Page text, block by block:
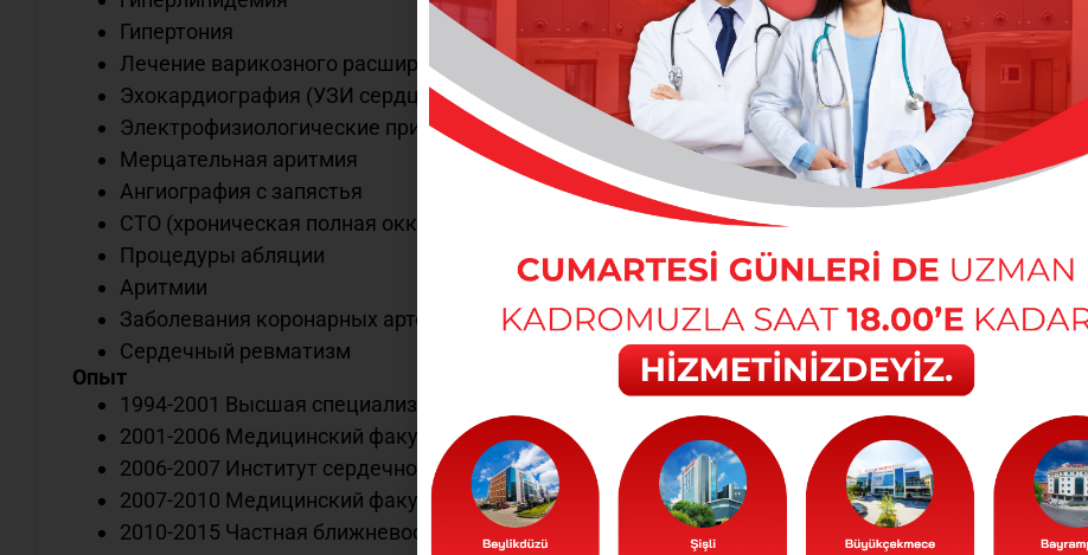
Гипертония
Лечение варикозного расширения вен
Эхокардиография (УЗИ сердца, эхокардиография)
Электрофизиологические приложения
Мерцательная аритмия
Ангиография с запястья
CTO (хроническая полная окклюзия)
Процедуры абляции
Аритмии
Заболевания коронарных артерий
Сердечный ревматизм
Опыт
1994-2001 Высшая специализированная больница Тюркие
2001-2006 Медицинский факультет Университета Инёню
2006-2007 Институт сердечно-сосудистых исследований Маастрцихта
2007-2010 Медицинский факультет Университета Абант Иззет Байсал
2010-2015 Частная ближневосточная больница Мерсина